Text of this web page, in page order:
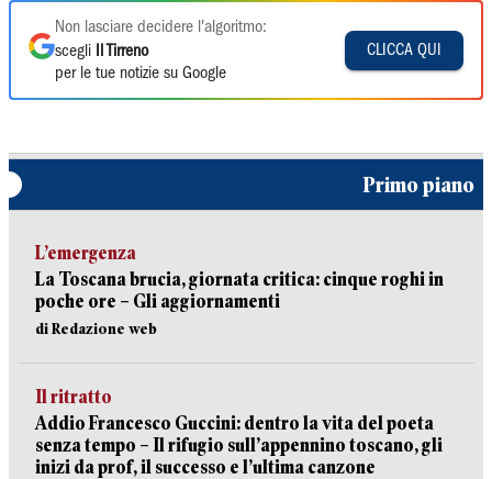
Non lasciare decidere l'algoritmo:
scegli
Il Tirreno
per le tue notizie su Google
CLICCA QUI
Primo piano
L’emergenza
La Toscana brucia, giornata critica: cinque roghi in
poche ore – Gli aggiornamenti
di Redazione web
Il ritratto
Addio Francesco Guccini: dentro la vita del poeta
senza tempo – Il rifugio sull’appennino toscano, gli
inizi da prof, il successo e l’ultima canzone